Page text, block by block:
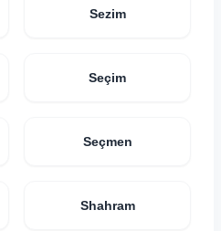
Sezim
Seçim
Seçmen
Shahram